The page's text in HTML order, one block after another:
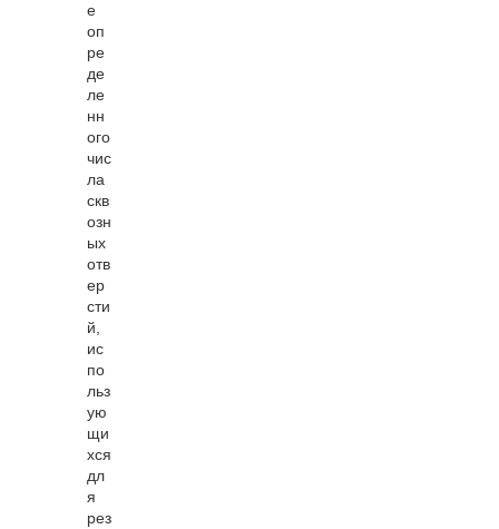
е
оп
ре
де
ле
нн
ого
чис
ла
скв
озн
ых
отв
ер
сти
й,
ис
по
льз
ую
щи
хся
дл
я
рез